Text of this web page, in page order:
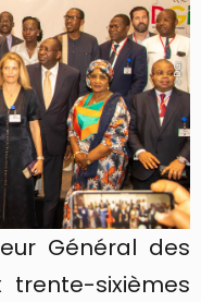
Général des
sixièmes